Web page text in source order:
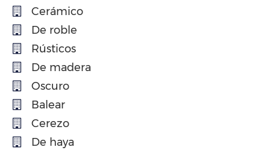
Cerámico
De roble
Rústicos
De madera
Oscuro
Balear
Cerezo
De haya